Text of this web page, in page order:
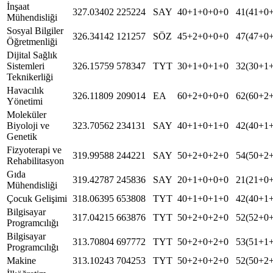
İnşaat
Mühendisliği
327.03402 225224 SAY 40+1+0+0+0
Sosyal Bilgiler
Öğretmenliği
326.34142 121257 SÖZ 45+2+0+0+0
Dijital Sağlık
Sistemleri
Teknikerliği
326.15759 578347 TYT 30+1+0+1+0
Havacılık
Yönetimi
326.11809 209014 EA 60+2+0+0+0
Moleküler
Biyoloji ve
Genetik
323.70562 234131 SAY 40+1+0+1+0
Fizyoterapi ve
Rehabilitasyon
319.99588 244221 SAY 50+2+0+2+0
Gıda
Mühendisliği
319.42787 245836 SAY 20+1+0+0+0
Çocuk Gelişimi 318.06395 653808 TYT 40+1+0+1+0
Bilgisayar
Programcılığı
317.04215 663876 TYT 50+2+0+2+0
Bilgisayar
Programcılığı
313.70804 697772 TYT 50+2+0+2+0
Makine
313.10243 704253 TYT 50+2+0+2+0